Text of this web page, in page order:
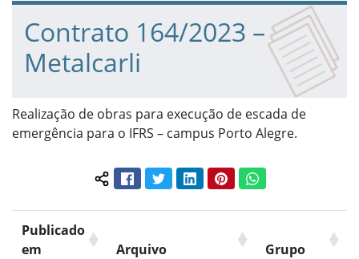
Fim da navegação
Início do conteúdo
Contrato 164/2023 –
Metalcarli
Realização de obras para execução de escada de
emergência para o IFRS – campus Porto Alegre.
Compartilhar conteúdo:
FacebookTwitterLinkedInPinterestWhatsApp
Publicado
em
Arquivo Grupo